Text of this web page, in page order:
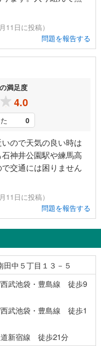
11日に投稿）
問題を報告する
満足度
4.0
0
ので天気の良い時は
神井公園駅や練馬高
交通には困りません
11日に投稿）
問題を報告する
田中５丁目１３－５
武池袋・豊島線 徒歩9
武池袋・豊島線 徒歩1
新宿線 徒歩21分